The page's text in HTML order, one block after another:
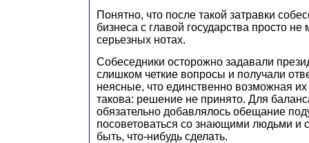
Понятно, что после такой затравки
бизнеса с главой государства просто не
серьезных нотах.
Собеседники осторожно задавали
слишком четкие вопросы и получали
неясные, что единственно возможная
такова: решение не принято. Для
обязательно добавлялось обещание
посоветоваться со знающими людьми и
быть, что-нибудь сделать.